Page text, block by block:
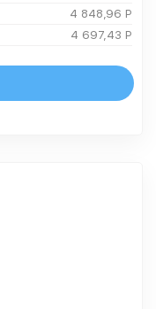
4 848,96 Р
4 697,43 Р